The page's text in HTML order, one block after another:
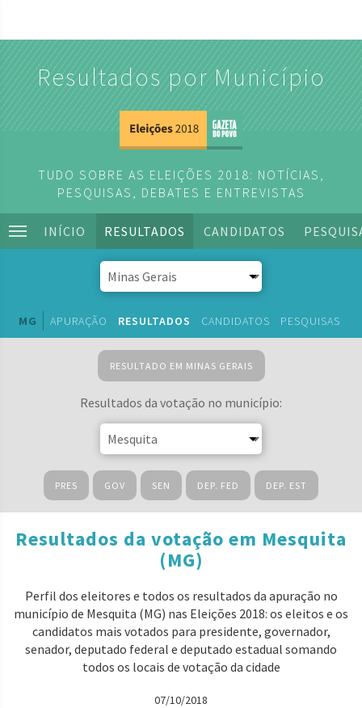
Resultados por Município
TUDO SOBRE AS ELEIÇÕES 2018: NOTÍCIAS,
PESQUISAS, DEBATES E ENTREVISTAS
INÍCIO RESULTADOS CANDIDATOS
MG APURAÇÃO RESULTADOS CANDIDATOS PESQUISAS
RESULTADO EM MINAS GERAIS
Resultados da votação no município:
PRES GOV SEN DEP. FED DEP. EST
Resultados da votação em Mesquita
(MG)
Perfil dos eleitores e todos os resultados da apuração no
município de Mesquita (MG) nas Eleições 2018: os eleitos e os
candidatos mais votados para presidente, governador,
senador, deputado federal e deputado estadual somando
todos os locais de votação da cidade
07/10/2018